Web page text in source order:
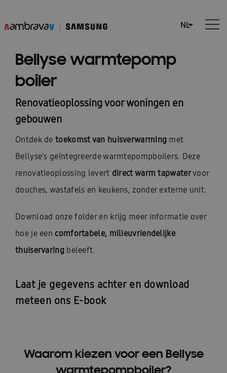
Bellyse warmtepomp
boiler
Renovatieoplossing voor woningen en
gebouwen
Ontdek de toekomst van huisverwarming met
Bellyse’s geïntegreerde warmtepompboilers. Deze
renovatieoplossing levert direct warm tapwatervoor
douches, wastafels en keukens, zonder externe unit.
Download onze folder en krijg meer informatie over
hoe je een comfortabele, milieuvriendelijke
thuiservaringbeleeft.
Laat je gegevens achter en download
meteen ons E-book
Waarom kiezen voor een Bellyse
warmtepompboiler?